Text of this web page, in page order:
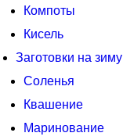
Компоты
Кисель
Заготовки на зиму
Соленья
Квашение
Маринование